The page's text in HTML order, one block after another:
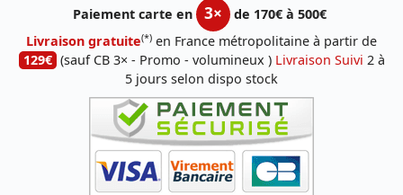
Paiement carte en
3×
de 170€ à 500€
Livraison gratuite(*) en France métropolitaine à partir de
129€ (sauf CB 3× - Promo - volumineux ) Livraison Suivi 2 à
5 jours selon dispo stock